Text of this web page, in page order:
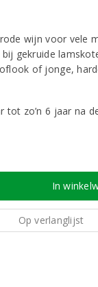
wijn voor vele
gekruide
of jonge,
tot zo’n 6 jaar na
In
Op verlanglijst